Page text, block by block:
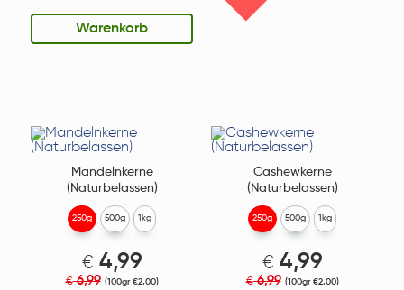
Warenkorb
Mandelnkerne
(Naturbelassen)
250g
€ 4,99
€6,99 (100gr €2,00)
500g 1kg
Cashewkerne
(Naturbelassen)
250g
€ 4,99
€6,99 (100gr €2,00)
500g 1kg